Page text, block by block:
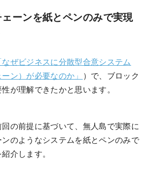
ーンを紙とペンのみで実現
なぜビジネスに分散型合意システム
ーン）が必要なのか」 ）で、ブロック
が理解できたかと思います。
の前提に基づいて、無人島で実際に
のようなシステムを紙とペンのみで
介します。